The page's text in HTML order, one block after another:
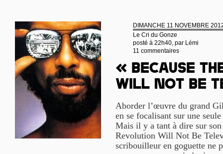
DIMANCHE 11 NOVEMBRE
Le Cri du Gonze
posté à 22h40, par Lémi
11 commentaires
« Because
will not be
Aborder l’œuvre du grand
en se focalisant sur une
Mais il y a tant à dire sur
Revolution Will Not Be
scribouilleur en goguette ne